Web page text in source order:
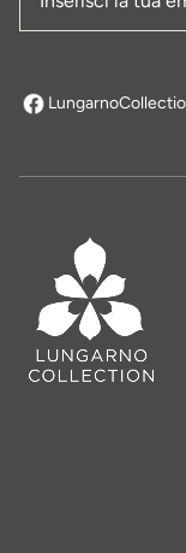
si apre in una nuova